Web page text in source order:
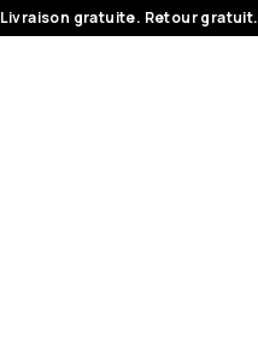
Livraison gratuite. Retour gratuit.